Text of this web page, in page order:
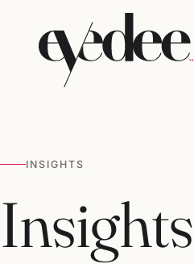
Websites &
INSIGHTS
Insights